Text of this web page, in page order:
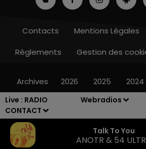
Live : RADIO
CONTACT
Webradios
Talk To You
ANOTR & 54
Contacts Mentions Légales
Règlements
Gestion des
Archives 2026 2025 2024